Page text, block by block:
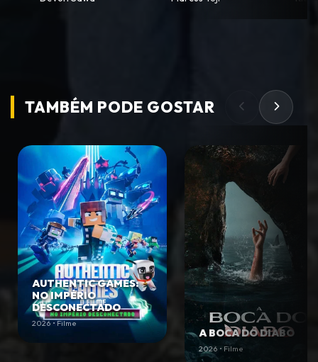
TAMBÉM PODE GOSTAR
AUTHENTIC GAMES:
NO IMPÉRIO
DESCONECTADO
2026 • Filme
A BOCA DO DIABO
2026 • Filme